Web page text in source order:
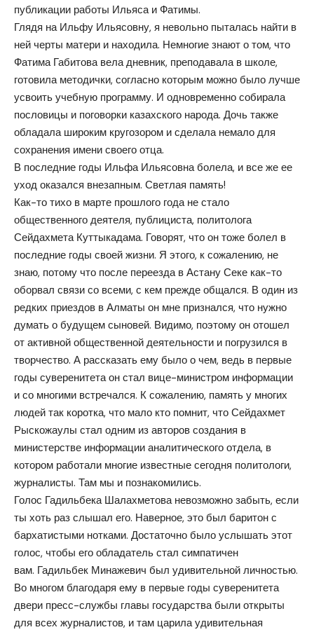
публикации работы Ильяса и Фатимы.
Глядя на Ильфу Ильясовну, я невольно пыталась найти в
ней черты матери и находила. Немногие знают о том, что
Фатима Габитова вела дневник, преподавала в школе,
готовила методички, согласно которым можно было лучше
усвоить учебную программу. И одновременно собирала
пословицы и поговорки казахского народа. Дочь также
обладала широким кругозором и сделала немало для
сохранения имени своего отца.
В последние годы Ильфа Ильясовна болела, и все же ее
уход оказался внезапным. Светлая память!
Как-то тихо в марте прошлого года не стало
общественного деятеля, публициста, политолога
Сейдахмета Куттыкадама. Говорят, что он тоже болел в
последние годы своей жизни. Я этого, к сожалению, не
знаю, потому что после переезда в Астану Секе как-то
оборвал связи со всеми, с кем прежде общался. В один из
редких приездов в Алматы он мне признался, что нужно
думать о будущем сыновей. Видимо, поэтому он отошел
от активной общественной деятельности и погрузился в
творчество. А рассказать ему было о чем, ведь в первые
годы суверенитета он стал вице-министром информации
и со многими встречался. К сожалению, память у многих
людей так коротка, что мало кто помнит, что Сейдахмет
Рыскожаулы стал одним из авторов создания в
министерстве информации аналитического отдела, в
котором работали многие известные сегодня политологи,
журналисты. Там мы и познакомились.
Голос Гадильбека Шалахметова невозможно забыть, если
ты хоть раз слышал его. Наверное, это был баритон с
бархатистыми нотками. Достаточно было услышать этот
голос, чтобы его обладатель стал симпатичен
вам. Гадильбек Минажевич был удивительной личностью.
Во многом благодаря ему в первые годы суверенитета
двери пресс-службы главы государства были открыты
для всех журналистов, и там царила удивительная